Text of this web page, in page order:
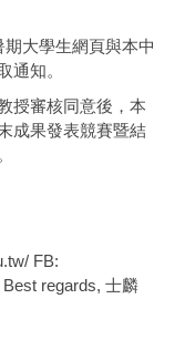
大學生網頁與本中
通知。
授審核同意後，本
成果發表競賽暨結
FB:
regards, 士麟